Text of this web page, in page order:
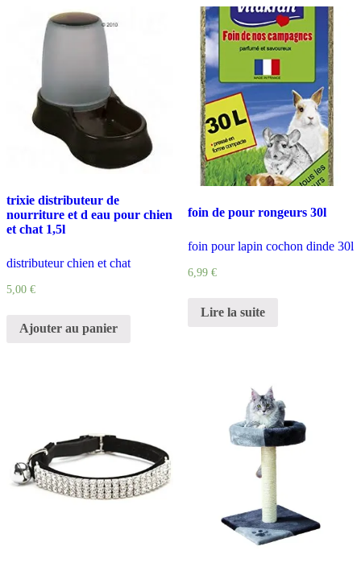
trixie distributeur de
nourriture et d eau pour chien
et chat 1,5l
distributeur chien et chat
5,00 €
Ajouter au panier
foin de pour rongeurs 30l
foin pour lapin cochon dinde 30l
6,99 €
Lire la suite